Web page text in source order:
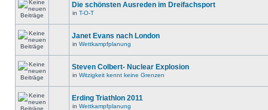
Die schönsten Ausreden im Dreifachsport
in T-O-T
Janet Evans nach London
in Wettkampfplanung
Steven Colbert- Nuclear Explosion
in Witzigkeit kennt keine Grenzen
Erding Triathlon 2011
in Wettkampfplanung